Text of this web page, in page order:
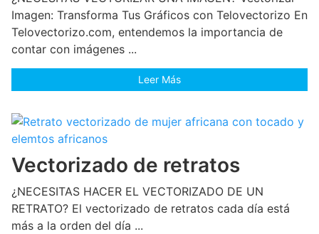
Imagen: Transforma Tus Gráficos con Telovectorizo En
Telovectorizo.com, entendemos la importancia de
contar con imágenes ...
Leer Más
Vectorizado de retratos
¿NECESITAS HACER EL VECTORIZADO DE UN
RETRATO? El vectorizado de retratos cada día está
más a la orden del día ...